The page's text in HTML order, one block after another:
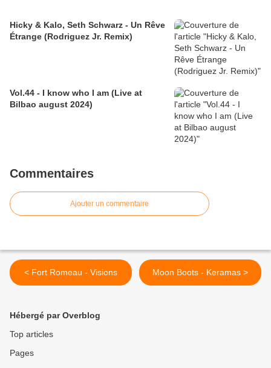
Hicky & Kalo, Seth Schwarz - Un Rêve
Étrange (Rodriguez Jr. Remix)
Vol.44 - I know who I am (Live at
Bilbao august 2024)
Commentaires
Ajouter un commentaire
< Fort Romeau - Visions Moon Boots - Keramas >
Hébergé par Overblog
Top articles
Pages